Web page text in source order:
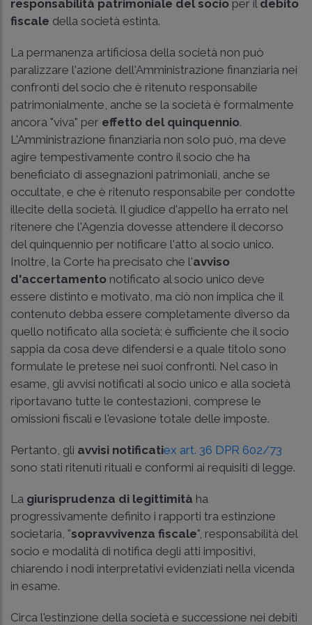
responsabilità patrimoniale del socio per il debito
fiscale della società estinta.
La permanenza artificiosa della società non può
paralizzare l'azione dell'Amministrazione finanziaria nei
confronti del socio che è ritenuto responsabile
patrimonialmente, anche se la società è formalmente
ancora "viva" per effetto del quinquennio.
L'Amministrazione finanziaria non solo può, ma deve
agire tempestivamente contro il socio che ha
beneficiato di assegnazioni patrimoniali, anche se
occultate, e che è ritenuto responsabile per condotte
illecite della società. Il giudice d'appello ha errato nel
ritenere che l'Agenzia dovesse attendere il decorso
del quinquennio per notificare l'atto al socio unico.
Inoltre, la Corte ha precisato che l'avviso
d'accertamento notificato al socio unico deve
essere distinto e motivato, ma ciò non implica che il
contenuto debba essere completamente diverso da
quello notificato alla società; è sufficiente che il socio
sappia da cosa deve difendersi e a quale titolo sono
formulate le pretese nei suoi confronti. Nel caso in
esame, gli avvisi notificati al socio unico e alla società
riportavano tutte le contestazioni, comprese le
omissioni fiscali e l'evasione totale delle imposte.
Pertanto, gli avvisi notificatiex art. 36 DPR 602/73
sono stati ritenuti rituali e conformi ai requisiti di legge.
La giurisprudenza di legittimità ha
progressivamente definito i rapporti tra estinzione
societaria, "sopravvivenza fiscale", responsabilità del
socio e modalità di notifica degli atti impositivi,
chiarendo i nodi interpretativi evidenziati nella vicenda
in esame.
Circa l'estinzione della società e successione nei debiti